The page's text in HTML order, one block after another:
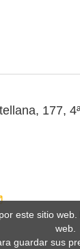
177,
este sitio
web.
guardar sus